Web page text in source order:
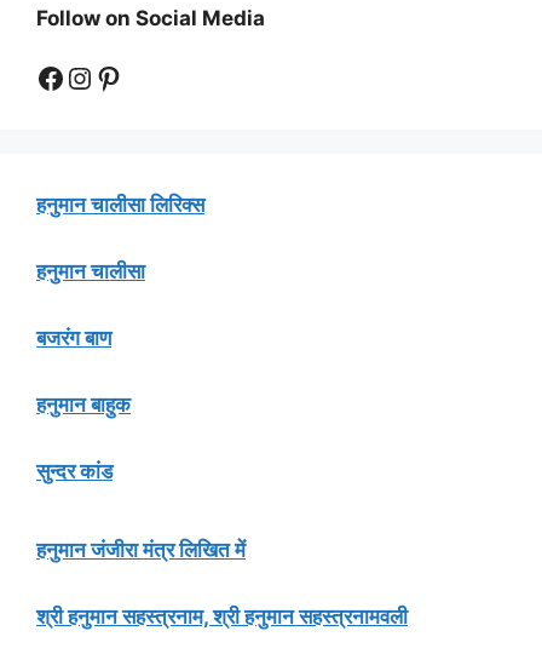
Follow on Social Media
Facebook
Instagram
Pinterest
हनुमान चालीसा लिरिक्स
हनुमान चालीसा
बजरंग बाण
हनुमान बाहुक
सुन्दर कांड
हनुमान जंजीरा मंत्र लिखित में
श्री हनुमान सहस्त्रनाम, श्री हनुमान सहस्त्रनामवली